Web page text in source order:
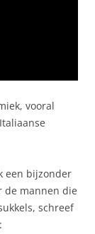
vooral
een bijzonder
de mannen die
schreef